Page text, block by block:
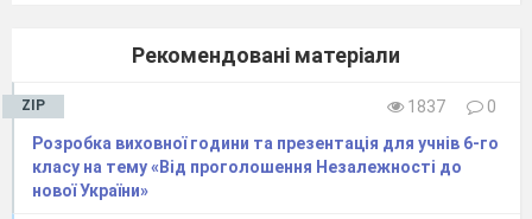
Основні причини, від чого залежить стан
- 10% - рівня розвитку медичного
обслуговування;
Рекомендовані матеріали
ZIP 1837
0
Розробка виховної години та презентація для учнів 6-го
класу на тему «Від проголошення Незалежності до
нової України»